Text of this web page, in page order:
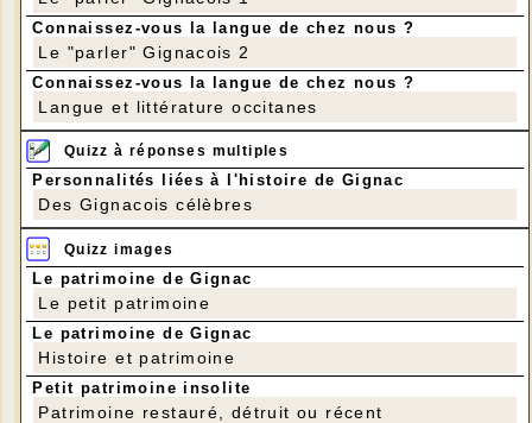
Connaissez-vous la langue de chez nous ?
Le "parler" Gignacois 2
Connaissez-vous la langue de chez nous ?
Langue et littérature occitanes
Quizz à réponses multiples
Personnalités liées à l'histoire de Gignac
Des Gignacois célèbres
Quizz images
Le patrimoine de Gignac
Le petit patrimoine
Le patrimoine de Gignac
Histoire et patrimoine
Petit patrimoine insolite
Patrimoine restauré, détruit ou récent